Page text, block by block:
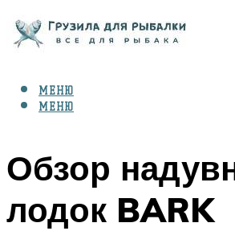
СНАРЯЖЕНИЕ
МЕНЮ
МЕНЮ
Обзор
лодок BARK